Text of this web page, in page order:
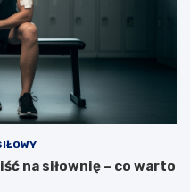
na siłownię – co warto